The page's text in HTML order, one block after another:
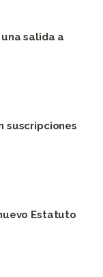
salida a
suscripciones
Estatuto